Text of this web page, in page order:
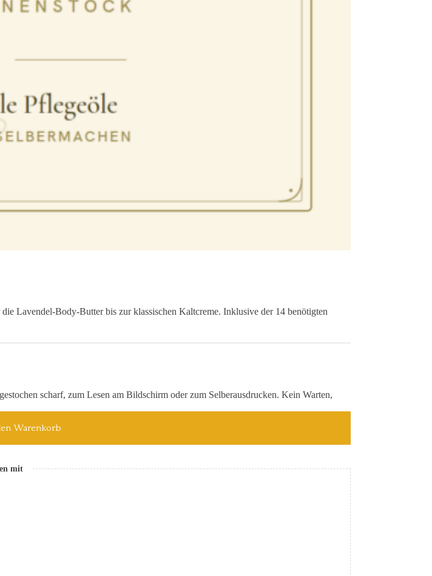
Lavendel-Body-Butter bis zur klassischen Kaltcreme. Inklusive der 14 benötigten
scharf, zum Lesen am Bildschirm oder zum Selberausdrucken. Kein Warten,
Warenkorb
mit